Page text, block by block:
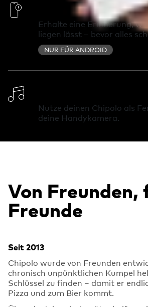
Außer-Reichweite-
Erhalte eine Erinnerung,
liegen lässt – bevor alles
NUR FÜR ANDROID
Nutze deinen Chipolo als
deine Handykamera.
Von Freunden,
Freunde
Seit 2013
Chipolo wurde von Freunden
chronisch unpünktlichen Kumpel
Schlüssel zu finden – damit er
Pizza und zum Bier kommt.